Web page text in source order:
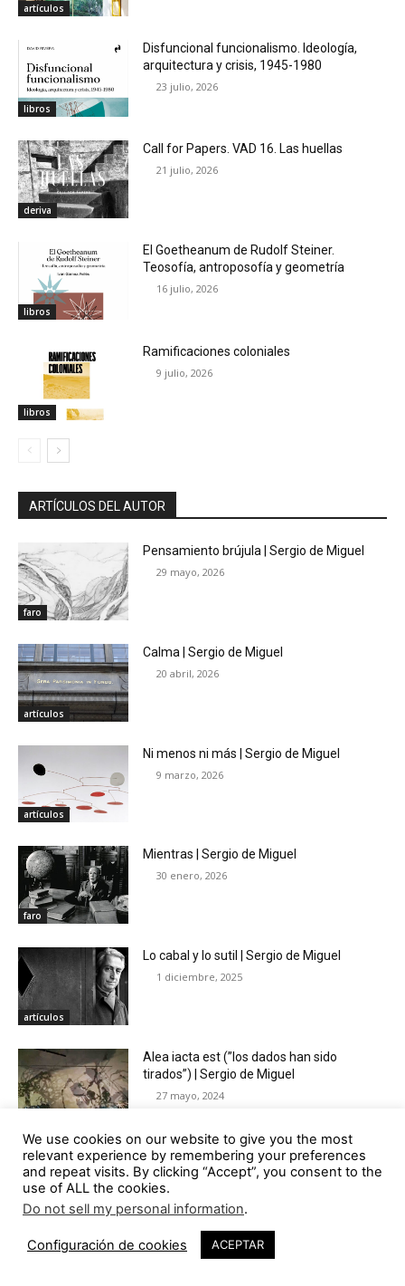
artículos
libros
Disfuncional funcionalismo. Ideología,
arquitectura y crisis, 1945-1980
23 julio, 2026
deriva
Call for Papers. VAD 16. Las huellas
21 julio, 2026
libros
El Goetheanum de Rudolf Steiner.
Teosofía, antroposofía y geometría
16 julio, 2026
libros
Ramificaciones coloniales
9 julio, 2026
ARTÍCULOS DEL AUTOR
faro
Pensamiento brújula | Sergio de Miguel
29 mayo, 2026
artículos
Calma | Sergio de Miguel
20 abril, 2026
artículos
Ni menos ni más | Sergio de Miguel
9 marzo, 2026
faro
Mientras | Sergio de Miguel
30 enero, 2026
artículos
Lo cabal y lo sutil | Sergio de Miguel
1 diciembre, 2025
Alea iacta est (”los dados han sido
tirados”) | Sergio de Miguel
27 mayo, 2024
artículos
Circo | Sergio de Miguel
8 enero, 2024
¡Ale Hop! | Sergio de Miguel
We use cookies on our website to give you the most
relevant experience by remembering your preferences
and repeat visits. By clicking “Accept”, you consent to the
use of ALL the cookies.
Do not sell my personal information.
Configuración de cookies ACEPTAR